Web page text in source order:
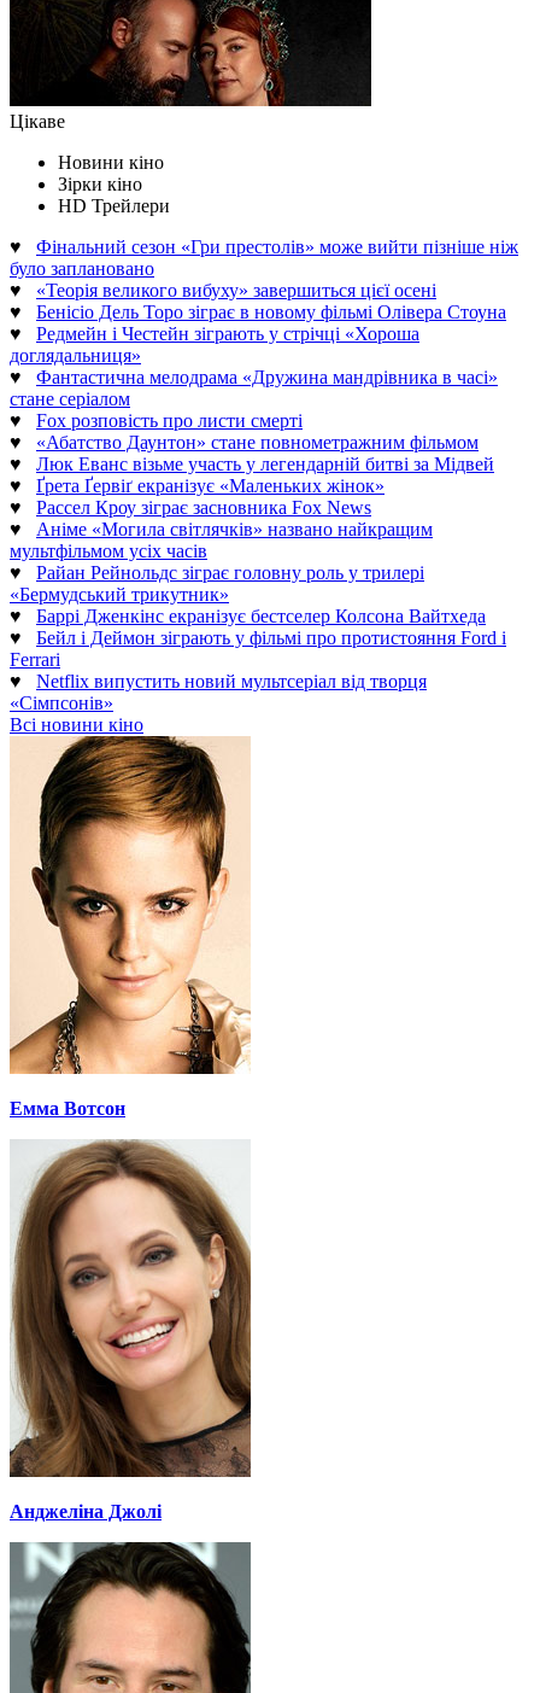
Цікаве
Новини кіно
Зірки кіно
HD Трейлери
♥ Фінальний сезон «Гри престолів» може вийти пізніше ніж
було заплановано
♥ «Теорія великого вибуху» завершиться цієї осені
♥ Бенісіо Дель Торо зіграє в новому фільмі Олівера Стоуна
♥ Редмейн і Честейн зіграють у стрічці «Хороша
доглядальниця»
♥ Фантастична мелодрама «Дружина мандрівника в часі»
стане серіалом
♥ Fox розповість про листи смерті
♥ «Абатство Даунтон» стане повнометражним фільмом
♥ Люк Еванс візьме участь у легендарній битві за Мідвей
♥ Ґрета Ґервіґ екранізує «Маленьких жінок»
♥ Рассел Кроу зіграє засновника Fox News
♥ Аніме «Могила світлячків» названо найкращим
мультфільмом усіх часів
♥ Райан Рейнольдс зіграє головну роль у трилері
«Бермудський трикутник»
♥ Баррі Дженкінс екранізує бестселер Колсона Вайтхеда
♥ Бейл і Деймон зіграють у фільмі про протистояння Ford і
Ferrari
♥ Netflix випустить новий мультсеріал від творця
«Сімпсонів»
Всі новини кіно
Емма Вотсон
Анджеліна Джолі